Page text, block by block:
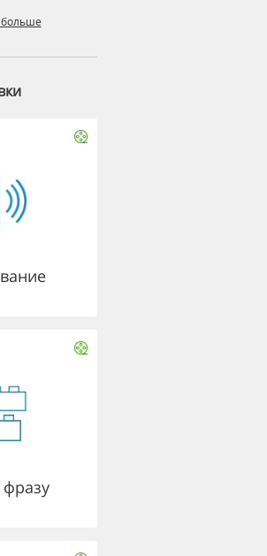
больше